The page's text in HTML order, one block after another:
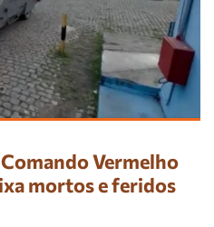
Vermelho
mortos e feridos